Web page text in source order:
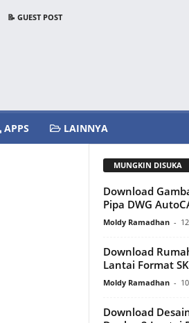
📝 GUEST POST
APPS LAINNYA
MUNGKIN DISUKA
Download
Pipa DWG
Moldy Ramadhan -
Download
Lantai Format
Moldy Ramadhan -
Download